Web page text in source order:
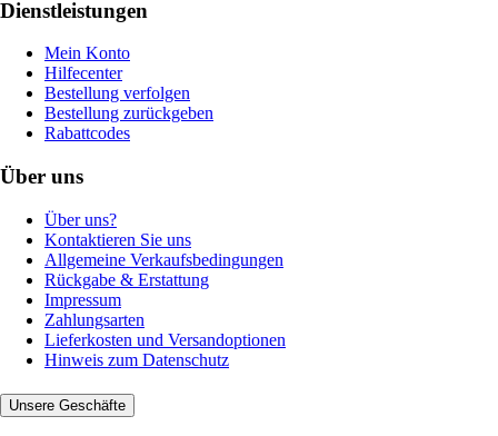
Dienstleistungen
Mein Konto
Hilfecenter
Bestellung verfolgen
Bestellung zurückgeben
Rabattcodes
Über uns
Über uns?
Kontaktieren Sie uns
Allgemeine Verkaufsbedingungen
Rückgabe & Erstattung
Impressum
Zahlungsarten
Lieferkosten und Versandoptionen
Hinweis zum Datenschutz
Unsere Geschäfte